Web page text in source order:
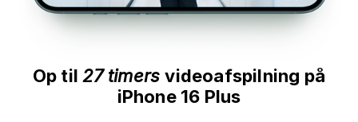
Op til27 timersvideoafspilning på
iPhone 16 Plus